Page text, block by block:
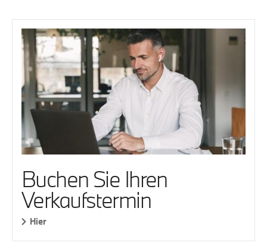
Buchen Sie Ihren
Verkaufstermin
Hier